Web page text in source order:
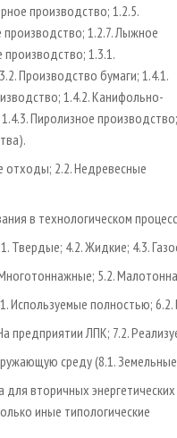
производство; 1.2.5.
1.2.7. Лыжное
1.3.1.
Производство бумаги; 1.4.1.
1.4.2. Канифольно-
Пиролизное производство;
отходы; 2.2. Недревесные
в технологическом
Твердые; 4.2. Жидкие; 4.3.
5.2.
Используемые полностью;
предприятии ЛПК; 7.2.
среду (8.1.
для вторичных энергетических
иные типологические